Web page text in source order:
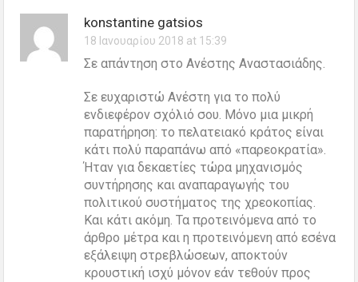
konstantine gatsios
18 Ιανουαρίου 2018 at 15:39
Σε απάντηση στο Ανέστης Αναστασιάδης.
Σε ευχαριστώ Ανέστη για το πολύ
ενδιεφέρον σχόλιό σου. Μόνο μια μικρή
παρατήρηση: το πελατειακό κράτος είναι
κάτι πολύ παραπάνω από «παρεοκρατία».
Ήταν για δεκαετίες τώρα μηχανισμός
συντήρησης και αναπαραγωγής του
πολιτικού συστήματος της χρεοκοπίας.
Και κάτι ακόμη. Τα προτεινόμενα από το
άρθρο μέτρα και η προτεινόμενη από εσένα
εξάλειψη στρεβλώσεων, αποκτούν
κρουστική ισχύ μόνον εάν τεθούν προς